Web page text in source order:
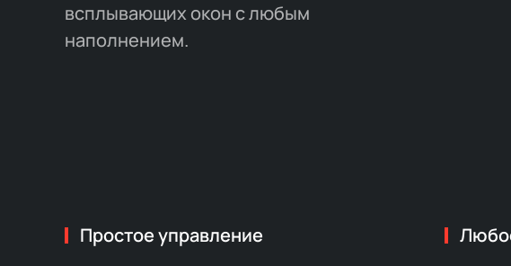
всплывающих окон с любым
наполнением.
Простое управление